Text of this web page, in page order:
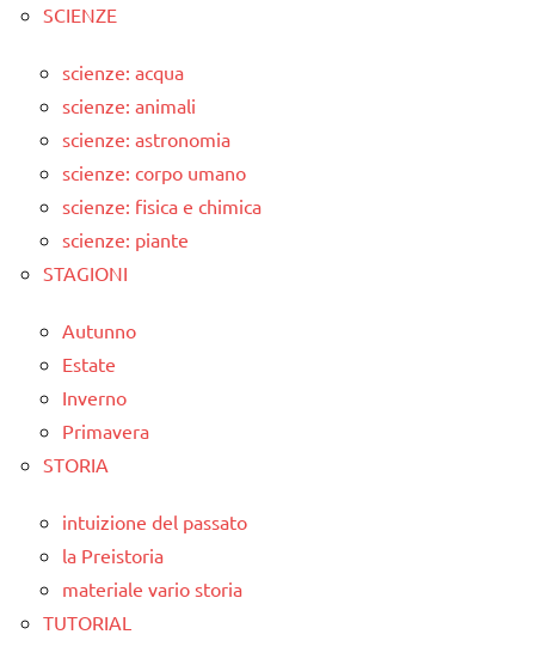
SCIENZE
scienze: acqua
scienze: animali
scienze: astronomia
scienze: corpo umano
scienze: fisica e chimica
scienze: piante
STAGIONI
Autunno
Estate
Inverno
Primavera
STORIA
intuizione del passato
la Preistoria
materiale vario storia
TUTORIAL